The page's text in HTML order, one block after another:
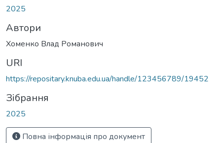
2025
Автори
Хоменко Влад Романович
URI
https://repositary.knuba.edu.ua/handle/123456789/19452
Зібрання
2025
Повна інформація про документ